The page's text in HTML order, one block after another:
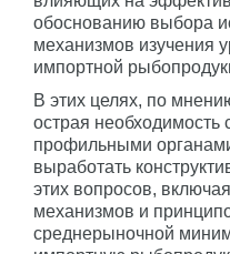
обоснованию выбора
механизмов изучения
импортной
В этих целях, по
острая необходимость
профильными
выработать
этих вопросов,
механизмов и
среднерыночной